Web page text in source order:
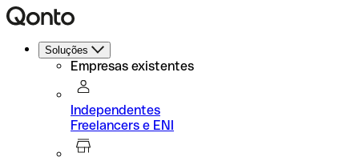
Soluções
Empresas existentes
Independentes
Freelancers e ENI